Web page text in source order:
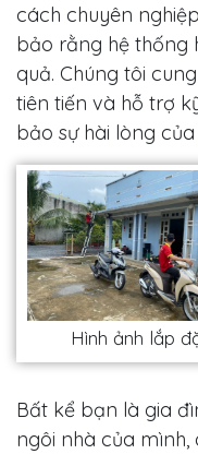
cách chuyên
bảo rằng hệ thống
quả. Chúng tôi
tiên tiến và hỗ trợ
bảo sự hài lòng
Hình ảnh lắp
Bất kể bạn là gia
ngôi nhà của